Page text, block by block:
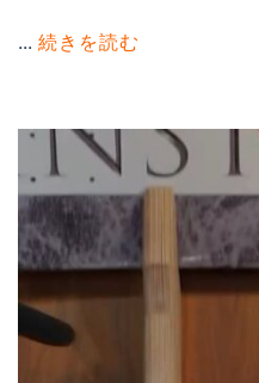
... 続きを読む